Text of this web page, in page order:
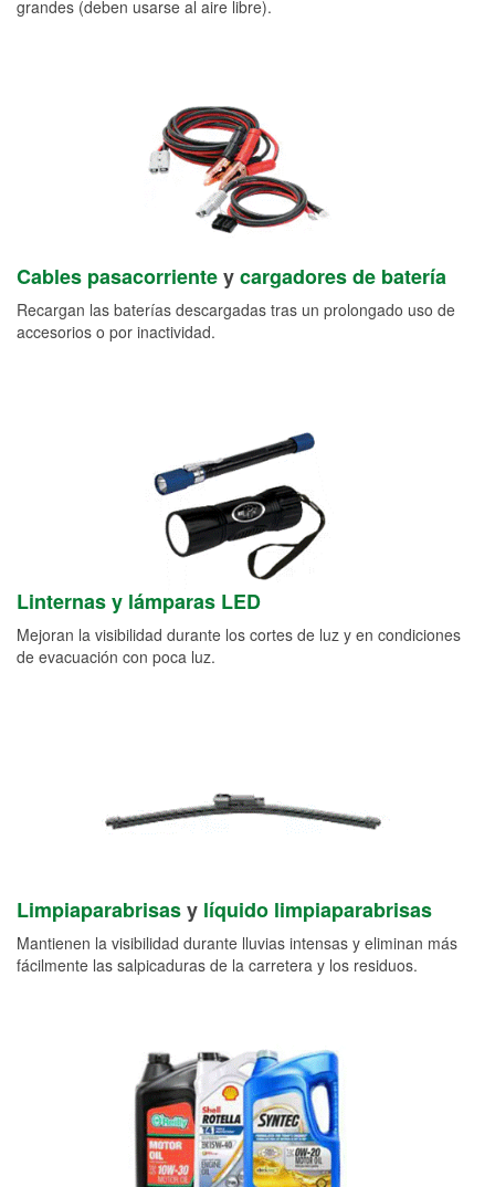
grandes (deben usarse al aire libre).
Cables pasacorrienteycargadores de batería
Recargan las baterías descargadas tras un prolongado uso de
accesorios o por inactividad.
Linternas y lámparas LED
Mejoran la visibilidad durante los cortes de luz y en condiciones
de evacuación con poca luz.
Limpiaparabrisasy líquido limpiaparabrisas
Mantienen la visibilidad durante lluvias intensas y eliminan más
fácilmente las salpicaduras de la carretera y los residuos.